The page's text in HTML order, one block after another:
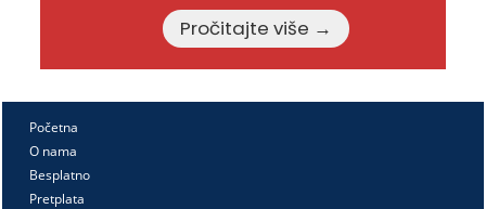
Pročitajte više →
Početna
O nama
Besplatno
Pretplata